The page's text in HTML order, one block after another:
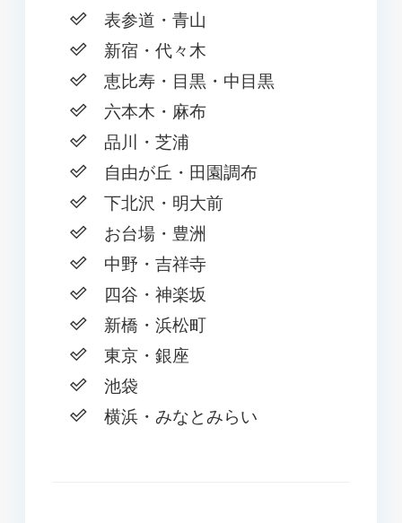
表参道・青山
新宿・代々木
恵比寿・目黒・中目黒
六本木・麻布
品川・芝浦
自由が丘・田園調布
下北沢・明大前
お台場・豊洲
中野・吉祥寺
四谷・神楽坂
新橋・浜松町
東京・銀座
池袋
横浜・みなとみらい